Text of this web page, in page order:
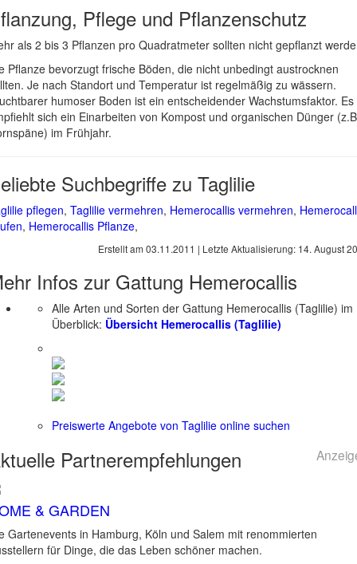
Pflege und Pflanzenschutz
als 2 bis 3 Pflanzen pro Quadratmeter sollten nicht gepflanzt
Pflanze bevorzugt frische Böden, die nicht unbedingt austrocknen
Je nach Standort und Temperatur ist regelmäßig zu wässern.
humoser Boden ist ein entscheidender Wachstumsfaktor. Es
sich ein Einarbeiten von Kompost und organischen Dünger
im Frühjahr.
Suchbegriffe zu Taglilie
pflegen, Taglilie vermehren, Hemerocallis vermehren,
, Hemerocallis Pflanze,
Erstellt am 03.11.2011 | Letzte Aktualisierung: 14. August
Infos zur Gattung Hemerocallis
Alle Arten und Sorten der Gattung Hemerocallis (Taglilie) im
Überblick: Übersicht Hemerocallis (Taglilie)
Preiswerte Angebote von Taglilie online suchen
Partnerempfehlungen
& GARDEN
Gartenevents in Hamburg, Köln und Salem mit renommierten
für Dinge, die das Leben schöner machen.